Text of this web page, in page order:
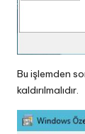
Bu işlemden
kaldırılmalıdır.